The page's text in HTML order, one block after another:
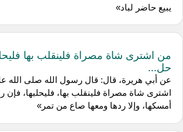
يبيع حاضر لباد»
من اشترى شاة مصراة فلينقلب بها
حل...
عن أبي هريرة، قال: قال رسول الله صلى الله
اشترى شاة مصراة فلينقلب بها، فليحلبها، فإن
أمسكها، وإلا ردها ومعها صاع من تمر»